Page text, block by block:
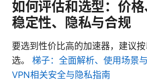
如何评估和选型：价格
稳定性、隐私与合规
要选到性价比高的加速器，建议
选。 梯子：全面解析、使用场景与
VPN相关安全与隐私指南